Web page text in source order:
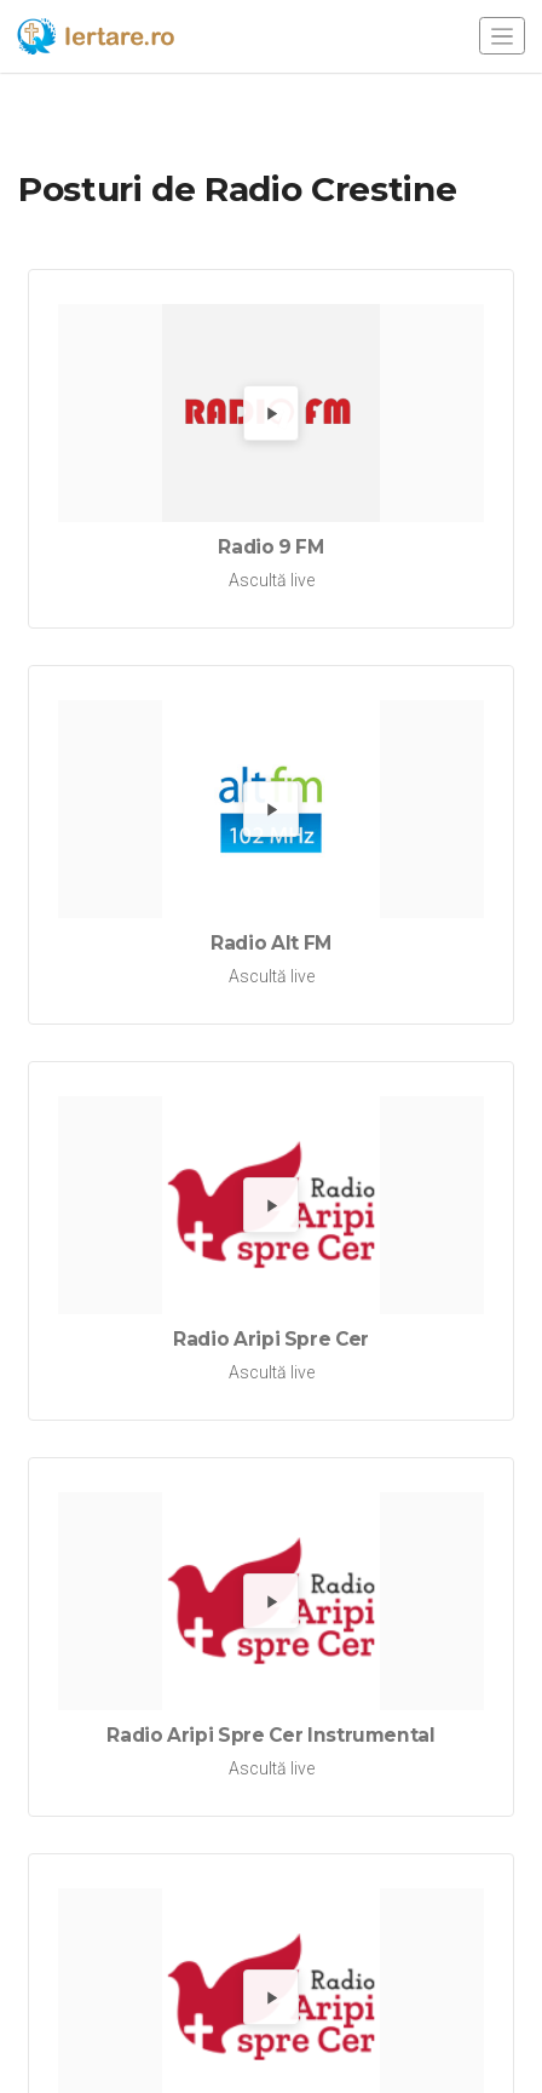
Posturi de Radio Crestine
Redă
Radio 9 FM
Ascultă live
Redă
Radio Alt FM
Ascultă live
Redă
Radio Aripi Spre Cer
Ascultă live
Redă
Radio Aripi Spre Cer Instrumental
Ascultă live
Redă